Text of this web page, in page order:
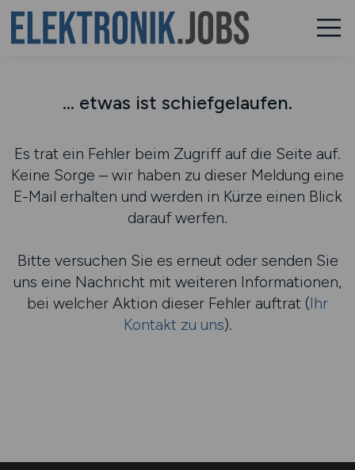
... etwas ist schiefgelaufen.
Es trat ein Fehler beim Zugriff auf die Seite auf.
Keine Sorge – wir haben zu dieser Meldung eine
E-Mail erhalten und werden in Kürze einen Blick
darauf werfen.
Bitte versuchen Sie es erneut oder senden Sie
uns eine Nachricht mit weiteren Informationen,
bei welcher Aktion dieser Fehler auftrat (Ihr
Kontakt zu uns).